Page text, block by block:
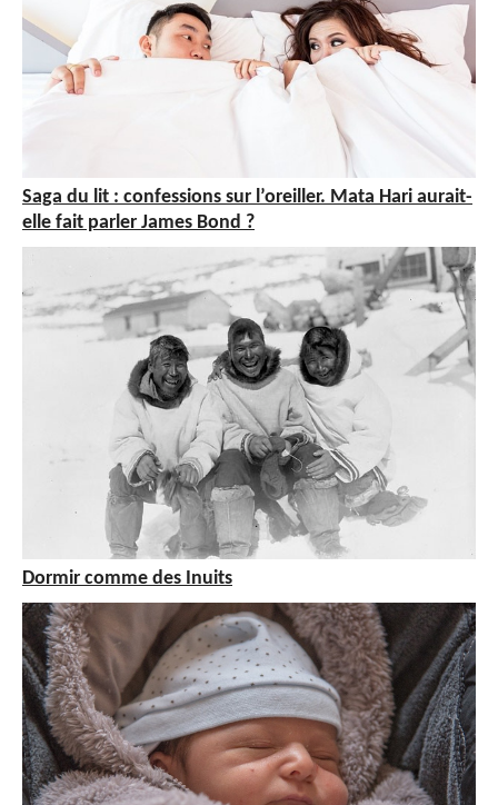
Saga du lit : confessions sur l’oreiller. Mata Hari aurait-
elle fait parler James Bond ?
Dormir comme des Inuits